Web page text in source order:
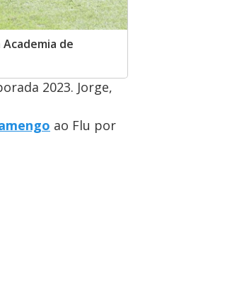
de
2023. Jorge,
ao Flu por